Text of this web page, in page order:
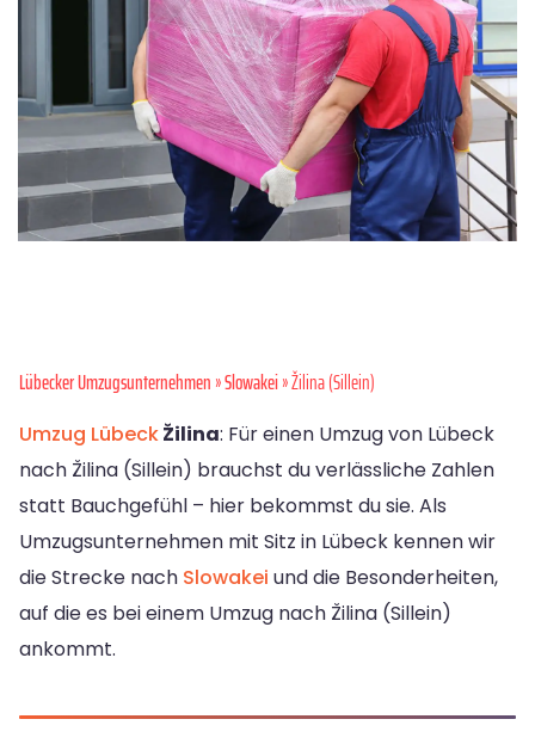
Lübecker Umzugsunternehmen»Slowakei» Žilina (Sillein)
Umzug LübeckŽilina: Für einen Umzug von Lübeck
nach Žilina (Sillein) brauchst du verlässliche Zahlen
statt Bauchgefühl – hier bekommst du sie. Als
Umzugsunternehmen mit Sitz in Lübeck kennen wir
die Strecke nach Slowakei und die Besonderheiten,
auf die es bei einem Umzug nach Žilina (Sillein)
ankommt.